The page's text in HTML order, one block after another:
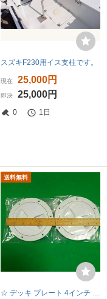
スズキF230用イス支柱です。
現在 25,000円
即決 25,000円
0 1日
送料無料